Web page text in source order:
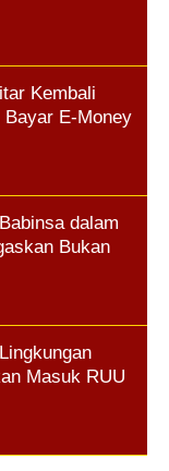
Kembali
E-Money
dalam
Bukan
Masuk RUU